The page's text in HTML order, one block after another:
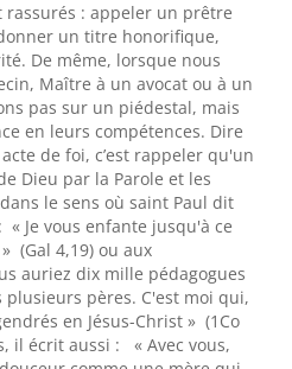
rassurés : appeler un prêtre
un titre honorifique,
De même, lorsque nous
Maître à un avocat ou à un
pas sur un piédestal, mais
en leurs compétences. Dire
de foi, c’est rappeler qu'un
Dieu par la Parole et les
le sens où saint Paul dit
Je vous enfante jusqu'à ce
(Gal 4,19) ou aux
auriez dix mille pédagogues
plusieurs pères. C'est moi qui,
en Jésus-Christ » (1Co
il écrit aussi : « Avec vous,